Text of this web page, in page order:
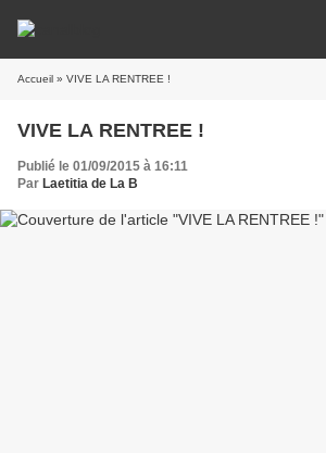
Accueil » VIVE LA RENTREE !
VIVE LA RENTREE !
Publié le 01/09/2015 à 16:11
Par Laetitia de La B